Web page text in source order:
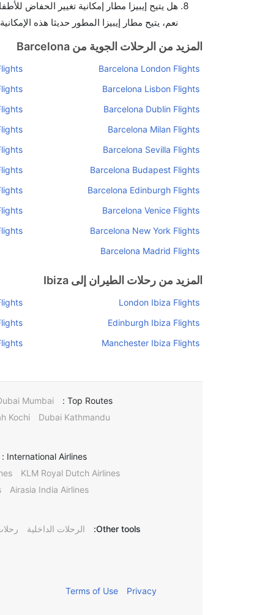
هل يتيح إيبيزا مطار إمكانية تغيير الحفاض
نعم، يتيح مطار إيبيزا المطور حديثا هذه
المزيد من الرحلات الجوية من Barcelona
Barcelona London Flights
Barcelona Lisbon Flights
Barcelona Dublin Flights
Barcelona Milan Flights
Barcelona Sevilla Flights
Barcelona Budapest Flights
Barcelona Edinburgh Flights
Barcelona Venice Flights
Barcelona New York Flights
Barcelona Madrid Flights
المزيد من رحلات الطيران إلى Ibiza
London Ibiza Flights
Edinburgh Ibiza Flights
Manchester Ibiza Flights
Top Routes :
Mumbai
Dubai Kathmandu
Kochi
International Airlines :
KLM Royal Dutch Airlines
Airasia India Airlines
Other tools: الرحلات الداخلية
Privacy
Terms of Use